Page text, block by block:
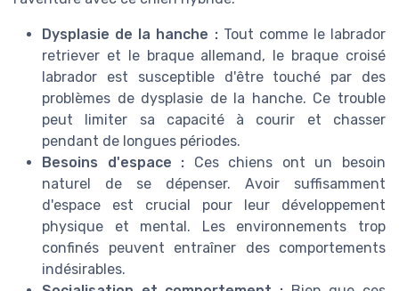
Dysplasie de la hanche :Tout comme le labrador
retriever et le braque allemand, le braque croisé
labrador est susceptible d'être touché par des
problèmes de dysplasie de la hanche. Ce trouble
peut limiter sa capacité à courir et chasser
pendant de longues périodes.
Besoins d'espace : Ces chiens ont un besoin
naturel de se dépenser. Avoir suffisamment
d'espace est crucial pour leur développement
physique et mental. Les environnements trop
confinés peuvent entraîner des comportements
indésirables.